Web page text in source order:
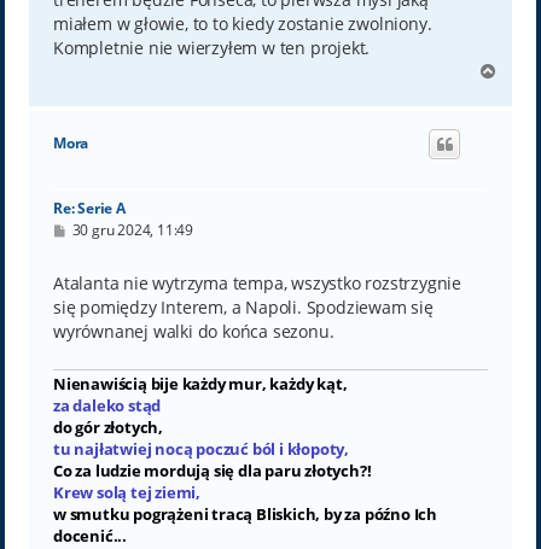
miałem w głowie, to to kiedy zostanie zwolniony.
Kompletnie nie wierzyłem w ten projekt.
g
Mora
Re: Serie A
P
t
30 gru 2024, 11:49
Atalanta nie wytrzyma tempa, wszystko rozstrzygnie
się pomiędzy Interem, a Napoli. Spodziewam się
wyrównanej walki do końca sezonu.
Nienawiścią bije każdy mur, każdy kąt,
za daleko stąd
do gór złotych,
tu najłatwiej nocą poczuć ból i kłopoty,
Co za ludzie mordują się dla paru złotych?!
Krew solą tej ziemi,
w smutku pogrążeni tracą Bliskich, by za późno Ich
docenić...